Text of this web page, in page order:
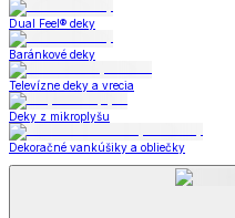
Dual Feel® deky
Baránkové deky
Televízne deky a vrecia
Deky z mikroplyšu
Dekoračné vankúšiky a obliečky